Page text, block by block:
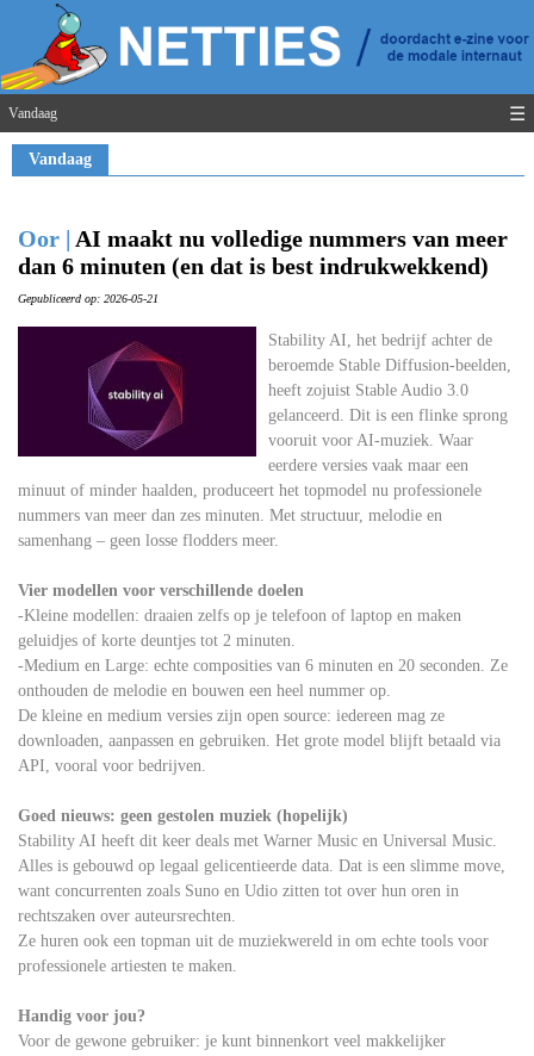
Vandaag ☰
Vandaag
Oor | AI maakt nu volledige nummers van meer
dan 6 minuten (en dat is best indrukwekkend)
Gepubliceerd op: 2026-05-21
Stability AI, het bedrijf achter de
beroemde Stable Diffusion-beelden,
heeft zojuist Stable Audio 3.0
gelanceerd. Dit is een flinke sprong
vooruit voor AI-muziek. Waar
eerdere versies vaak maar een
minuut of minder haalden, produceert het topmodel nu professionele
nummers van meer dan zes minuten. Met structuur, melodie en
samenhang – geen losse flodders meer.
Vier modellen voor verschillende doelen
-Kleine modellen: draaien zelfs op je telefoon of laptop en maken
geluidjes of korte deuntjes tot 2 minuten.
-Medium en Large: echte composities van 6 minuten en 20 seconden. Ze
onthouden de melodie en bouwen een heel nummer op.
De kleine en medium versies zijn open source: iedereen mag ze
downloaden, aanpassen en gebruiken. Het grote model blijft betaald via
API, vooral voor bedrijven.
Goed nieuws: geen gestolen muziek (hopelijk)
Stability AI heeft dit keer deals met Warner Music en Universal Music.
Alles is gebouwd op legaal gelicentieerde data. Dat is een slimme move,
want concurrenten zoals Suno en Udio zitten tot over hun oren in
rechtszaken over auteursrechten.
Ze huren ook een topman uit de muziekwereld in om echte tools voor
professionele artiesten te maken.
Handig voor jou?
Voor de gewone gebruiker: je kunt binnenkort veel makkelijker